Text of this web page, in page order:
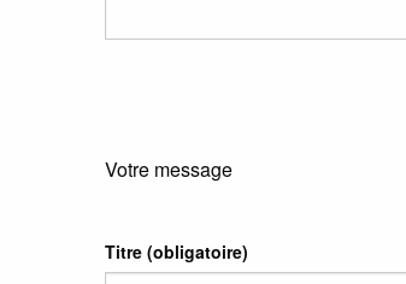
Votre message
Titre (obligatoire)